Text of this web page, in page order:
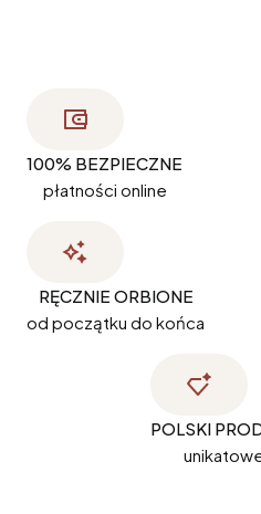
100% BEZPIECZNE
płatności online
RĘCZNIE ORBIONE
od początku do końca
POLSKI